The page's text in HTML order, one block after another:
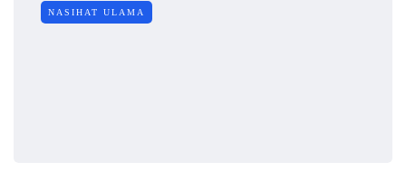
NASIHAT ULAMA